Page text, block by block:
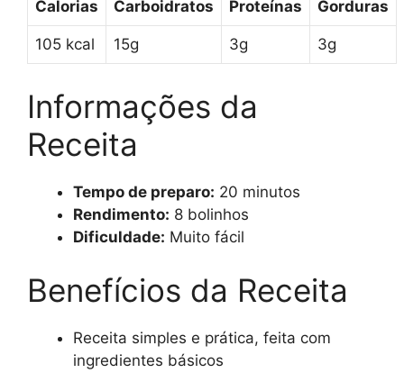
Calorias Carboidratos Proteínas Gorduras
105 kcal 15g 3g 3g
Informações da
Receita
Tempo de preparo: 20 minutos
Rendimento: 8 bolinhos
Dificuldade: Muito fácil
Benefícios da Receita
Receita simples e prática, feita com
ingredientes básicos